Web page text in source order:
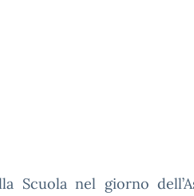
Scuola nel giorno